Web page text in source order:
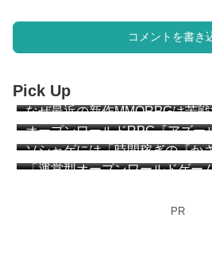
コメントを書き
Pick Up
なぜ最近の新作MMORPGは苦
ベテラン達が説明 “MMOは『ゲ
た”
オープンワールドRPG『アズー
CBT簡易レビュー
ソシャゲには「時間稼ぎの『か
が必要か？」 アークナイツ：エ
「運営型オープンワールドゲー
PR